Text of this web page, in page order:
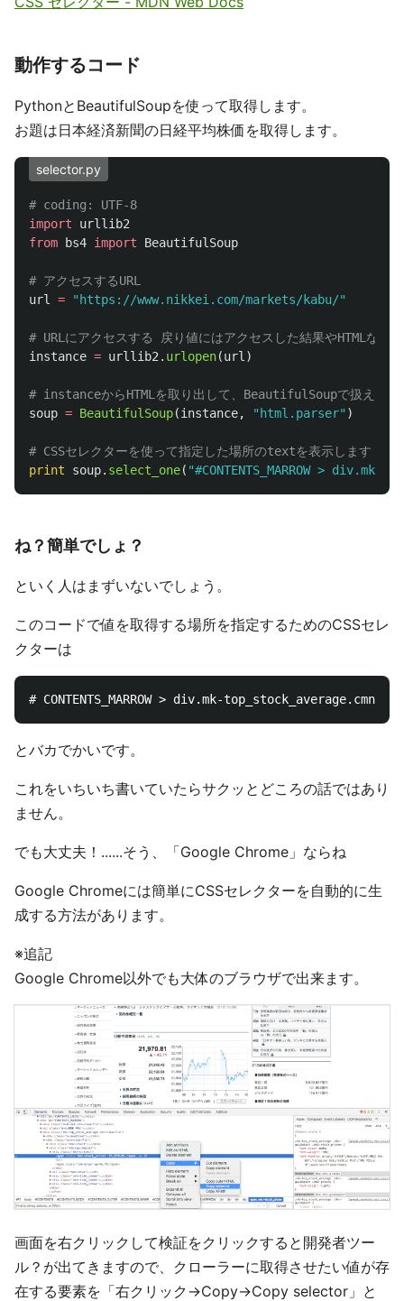
動作するコード
PythonとBeautifulSoupを使って取得します。
お題は日本経済新聞の日経平均株価を取得します。
selector.py
import
urllib2
from
bs4 import BeautifulSoup
url
= " https://www.nikkei.com/markets/kabu/"
instance = urllib2 . urlopen(url )
soup = BeautifulSoup(instance, " html.parser" )
print
soup. select_one( "#CONTENTS_MARROW >
ね？簡単でしょ？
といく人はまずいないでしょう。
このコードで値を取得する場所を指定するためのCSSセレ
クターは
とバカでかいです。
これをいちいち書いていたらサクッとどころの話ではあり
ません。
でも大丈夫！......そう、「Google Chrome」ならね
Google Chromeには簡単にCSSセレクターを自動的に生
成する方法があります。
※追記
Google Chrome以外でも大体のブラウザで出来ます。
画面を右クリックして検証をクリックすると開発者ツー
ル？が出てきますので、クローラーに取得させたい値が存
在する要素を「右クリック→Copy→Copy selector」と